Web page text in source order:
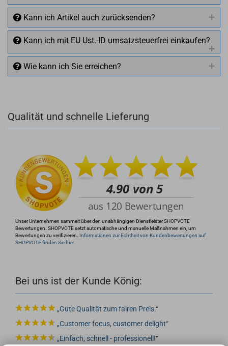
Kann ich Artikel auch zurücksenden?
Kann ich mit EU Ust.-ID umsatzsteuerfrei einkaufen?
Wie kann ich Sie erreichen?
+49 (0)4281 50 79 78 2
info@rocketronics.de
Qualität und schnelle Lieferung
Unser Unternehmen sammelt über den unabhängigen Dienstleister SHOPVOTE
Bewertungen. SHOPVOTE setzt automatische und manuelle Maßnahmen ein, um
Bewertungen zu verifizieren. Informationen zur Echtheit von Kundenbewertungen auf
SHOPVOTE finden Sie hier.
Bei uns ist der Kunde König:
Gute Qualität zum fairen Preis.
Customer focus, customer delight
Einfach, schnell - professionell!